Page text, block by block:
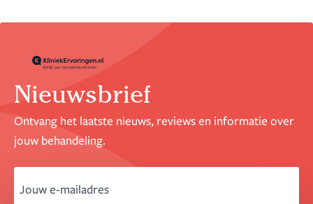
Nieuwsbrief
Ontvang het laatste nieuws, reviews en informatie over
jouw behandeling.